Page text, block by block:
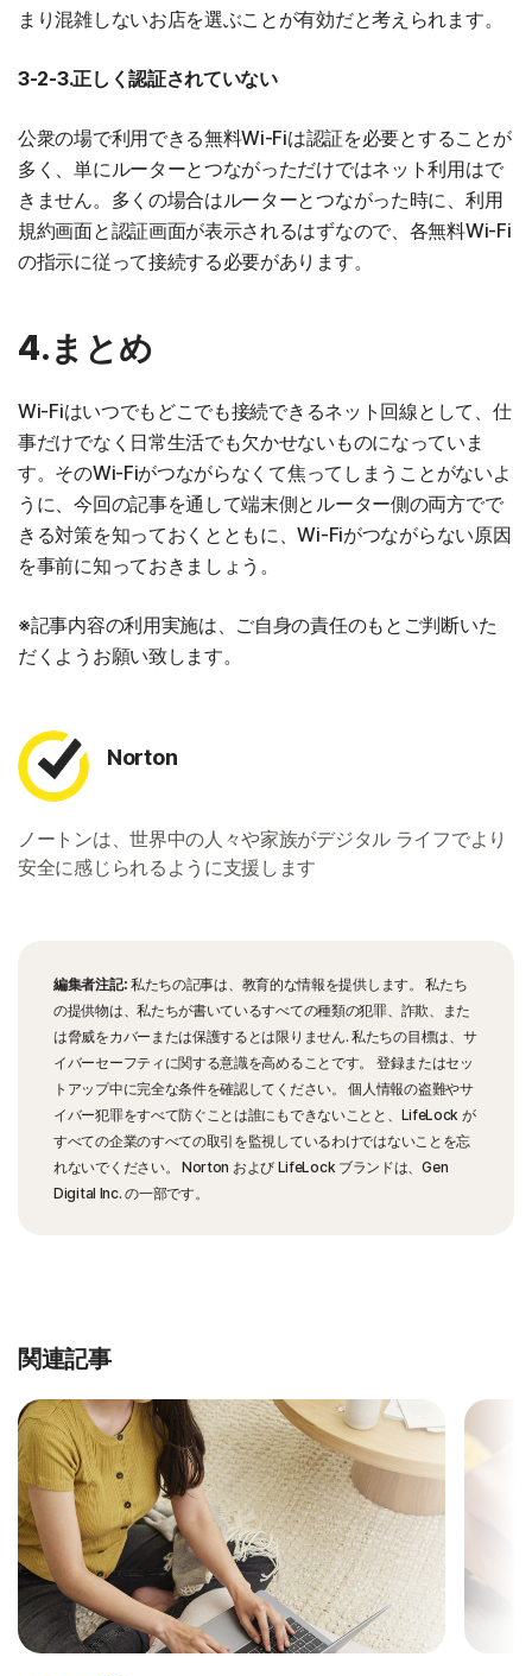
まり混雑しないお店を選ぶことが有効だと考えられます。
3-2-3.正しく認証されていない
公衆の場で利用できる無料Wi-Fiは認証を必要とすることが
多く、単にルーターとつながっただけではネット利用はで
きません。多くの場合はルーターとつながった時に、利用
規約画面と認証画面が表示されるはずなので、各無料Wi-Fi
の指示に従って接続する必要があります。
4.まとめ
Wi-Fiはいつでもどこでも接続できるネット回線として、仕
事だけでなく日常生活でも欠かせないものになっていま
す。そのWi-Fiがつながらなくて焦ってしまうことがないよ
うに、今回の記事を通して端末側とルーター側の両方でで
きる対策を知っておくとともに、Wi-Fiがつながらない原因
を事前に知っておきましょう。
※記事内容の利用実施は、ご自身の責任のもとご判断いた
だくようお願い致します。
Norton
ノートンは、世界中の人々や家族がデジタル ライフでより
安全に感じられるように支援します
編集者注記: 私たちの記事は、教育的な情報を提供します。 私たち
の提供物は、私たちが書いているすべての種類の犯罪、詐欺、また
は脅威をカバーまたは保護するとは限りません. 私たちの目標は、サ
イバーセーフティに関する意識を高めることです。 登録またはセッ
トアップ中に完全な条件を確認してください。 個人情報の盗難やサ
イバー犯罪をすべて防ぐことは誰にもできないことと、LifeLock が
すべての企業のすべての取引を監視しているわけではないことを忘
れないでください。 Norton および LifeLock ブランドは、Gen
Digital Inc. の一部です。
関連記事